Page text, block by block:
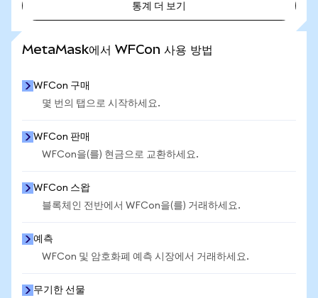
통계 더 보기
MetaMask에서 WFCon 사용 방법
WFCon 구매
몇 번의 탭으로 시작하세요.
WFCon 판매
WFCon을(를) 현금으로 교환하세요.
WFCon 스왑
블록체인 전반에서 WFCon을(를) 거래하세요.
예측
WFCon 및 암호화폐 예측 시장에서 거래하세요.
무기한 선물